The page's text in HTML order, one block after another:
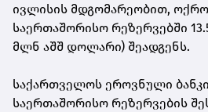
ივლისის მდგომარეობით,
საერთაშორისო რეზერვებში
მლნ აშშ დოლარი) შეადგენს.
საქართველოს ეროვნული
საერთაშორისო რეზერვების